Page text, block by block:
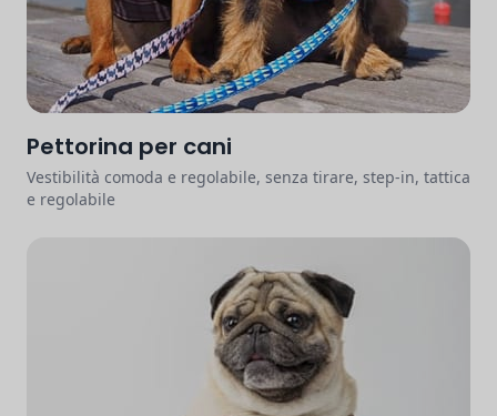
Pettorina per cani
Vestibilità comoda e regolabile, senza tirare, step-in, tattica
e regolabile